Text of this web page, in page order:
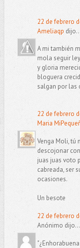
22 de febrero
Ameliaqp
A mi también
mola seguir
y gloria
bloguera
salgan por las
22 de febrero
Maria
Venga Moli, tú
descojonar
juas juas voto
cabreada, ser
ocasiones.
Un besote
22 de febrero
Anónimo dijo...